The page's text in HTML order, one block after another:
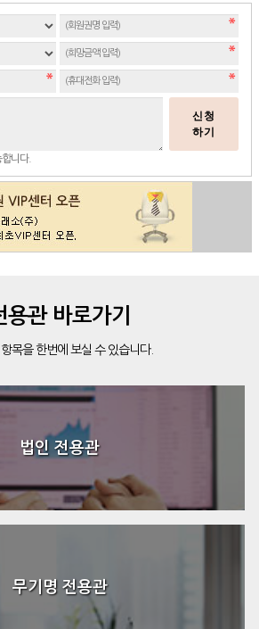
신청
하기
니다.
용관 바로가기
목을 한번에 보실 수 있습니다.
법인 전용관
무기명 전용관